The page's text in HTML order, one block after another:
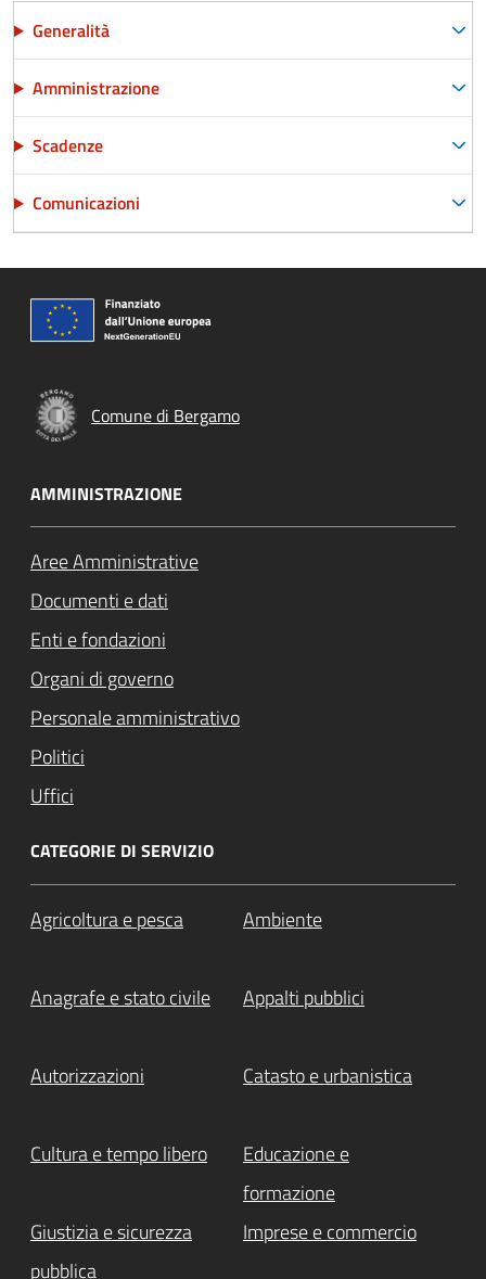
Generalità
Amministrazione
Scadenze
Comunicazioni
Comune di Bergamo
AMMINISTRAZIONE
Aree Amministrative
Documenti e dati
Enti e fondazioni
Organi di governo
Personale amministrativo
Politici
Uffici
CATEGORIE DI SERVIZIO
Agricoltura e pesca Ambiente
Anagrafe e stato civile Appalti pubblici
Autorizzazioni Catasto e urbanistica
Cultura e tempo libero
Educazione e
formazione
Giustizia e sicurezza
pubblica
Imprese e commercio